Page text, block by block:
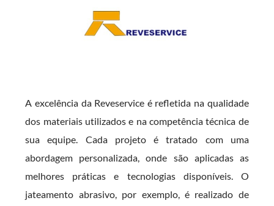
A excelência da Reveservice é refletida na qualidade
dos materiais utilizados e na competência técnica de
sua equipe. Cada projeto é tratado com uma
abordagem personalizada, onde são aplicadas as
melhores práticas e tecnologias disponíveis. O
jateamento abrasivo, por exemplo, é realizado de